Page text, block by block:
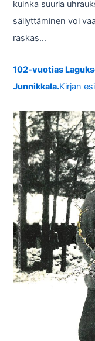
kuinka suuria
säilyttäminen voi
raskas…
102-vuotias
Junnikkala.Kirjan